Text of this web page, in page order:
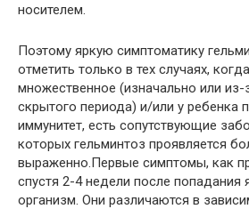
носителем.
Поэтому яркую симптоматику
отметить только в тех случаях,
множественное (изначально или из-
скрытого периода) и/или у ребенка
иммунитет, есть сопутствующие
которых гельминтоз проявляется
выраженно.Первые симптомы, как
спустя 2-4 недели после попадания
организм. Они различаются в